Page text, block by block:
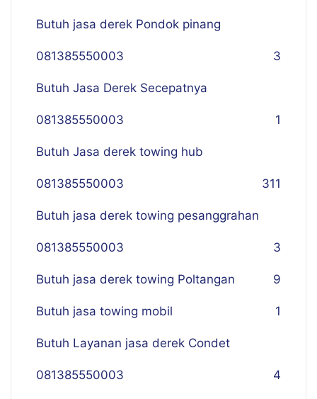
Butuh jasa derek Pondok pinang
081385550003 3
Butuh Jasa Derek Secepatnya
081385550003 1
Butuh Jasa derek towing hub
081385550003 311
Butuh jasa derek towing pesanggrahan
081385550003 3
Butuh jasa derek towing Poltangan 9
Butuh jasa towing mobil 1
Butuh Layanan jasa derek Condet
081385550003 4